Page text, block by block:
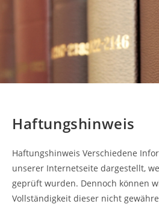
Haftungshinweis
Haftungshinweis Verschiedene
unserer Internetseite dargestellt,
geprüft wurden. Dennoch können
Vollständigkeit dieser nicht